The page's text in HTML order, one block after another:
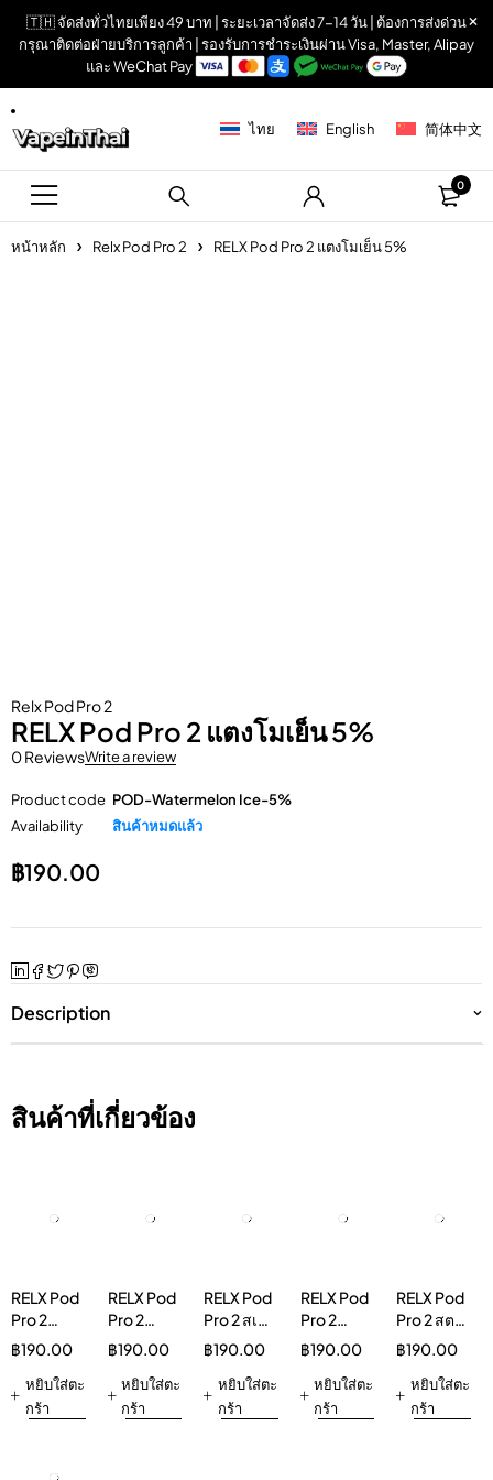
🇹🇭 จัดส่งทั่วไทยเพียง 49 บาท | ระยะเวลาจัดส่ง 7-14 วัน | ต้องการส่งด่วน
กรุณาติดต่อฝ่ายบริการลูกค้า | รองรับการชำระเงินผ่าน Visa, Master, Alipay
และ WeChat Pay
ไทย English 简体中文
0
หน้าหลัก Relx Pod Pro 2 RELX Pod Pro 2 แตงโมเย็น 5%
Relx Pod Pro 2
RELX Pod Pro 2 แตงโมเย็น 5%
0 ReviewsWrite a review
Product code POD-Watermelon Ice-5%
Availability
สินค้าหมดแล้ว
฿190.00
Description
สินค้าที่เกี่ยวข้อง
RELX Pod
Pro 2
Lemon
3%
฿190.00
หยิบใส่ตะ
กร้า
RELX Pod
Pro 2
Lemon
฿190.00
หยิบใส่ตะ
กร้า
RELX Pod
Pro 2 สเปีย
ร์มินต์ 5%
฿190.00
หยิบใส่ตะ
กร้า
RELX Pod
Pro 2
Hibiscus
3%
Vapeinthai
฿190.00
หยิบใส่ตะ
กร้า
RELX Pod
Pro 2 สต
รอว์เบอร์รี่
฿190.00
หยิบใส่ตะ
กร้า